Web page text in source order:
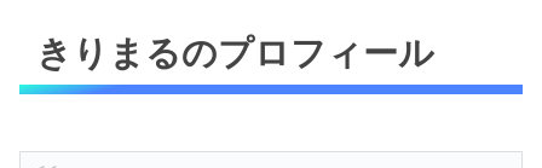
きりまるのプロフィール